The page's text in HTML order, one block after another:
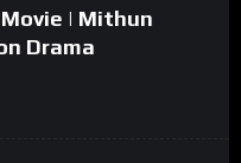
| Mithun
Drama